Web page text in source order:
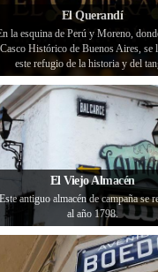
El Querandí
la esquina de Perú y Moreno,
Casco Histórico de Buenos Aires, se
este refugio de la historia y del
El Viejo Almacén
Este antiguo almacén de campaña se
al año 1798.